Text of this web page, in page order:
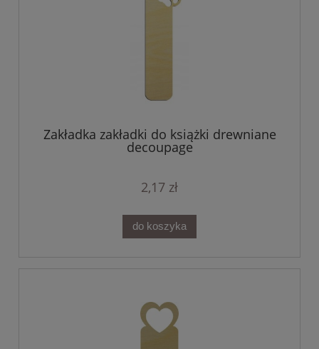
Zakładka zakładki do książki drewniane
decoupage
2,17 zł
do koszyka